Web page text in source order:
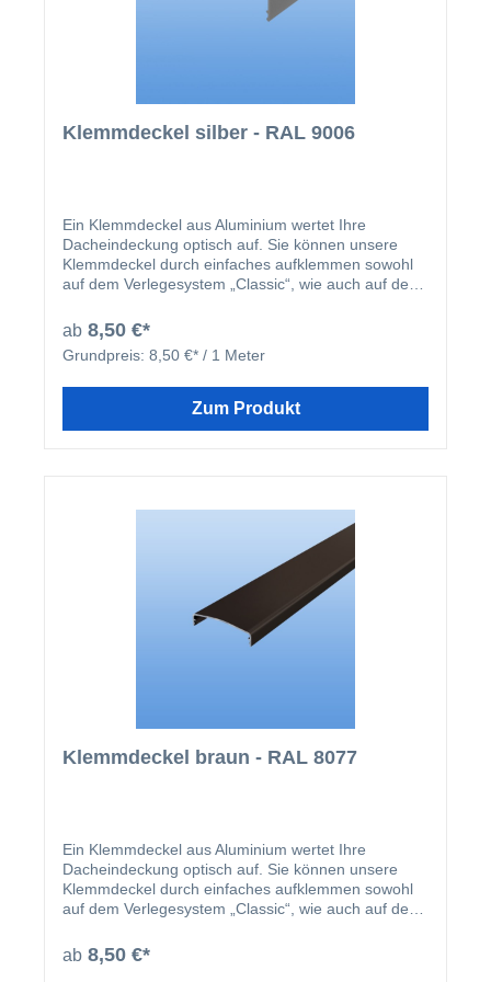
Klemmdeckel silber - RAL 9006
Ein Klemmdeckel aus Aluminium wertet Ihre
Dacheindeckung optisch auf. Sie können unsere
Klemmdeckel durch einfaches aufklemmen sowohl
auf dem Verlegesystem „Classic“, wie auch auf dem
montiert, harmoniert der Klemmdeckel nicht nur
farblich mit Ihren restlichen Profilleisten, sondern
deckt auch ideal die Schraubenköpfe der beiden
wird nach der Montage der Verlegeprofile einfach
ab 8,50 €*
Grundpreis: 8,50 €* / 1 Meter
Zum Produkt
Klemmdeckel braun - RAL 8077
Ein Klemmdeckel aus Aluminium wertet Ihre
Dacheindeckung optisch auf. Sie können unsere
Klemmdeckel durch einfaches aufklemmen sowohl
auf dem Verlegesystem „Classic“, wie auch auf dem
montiert, harmoniert der Klemmdeckel nicht nur
farblich mit Ihren restlichen Profilleisten, sondern
ab 8,50 €*